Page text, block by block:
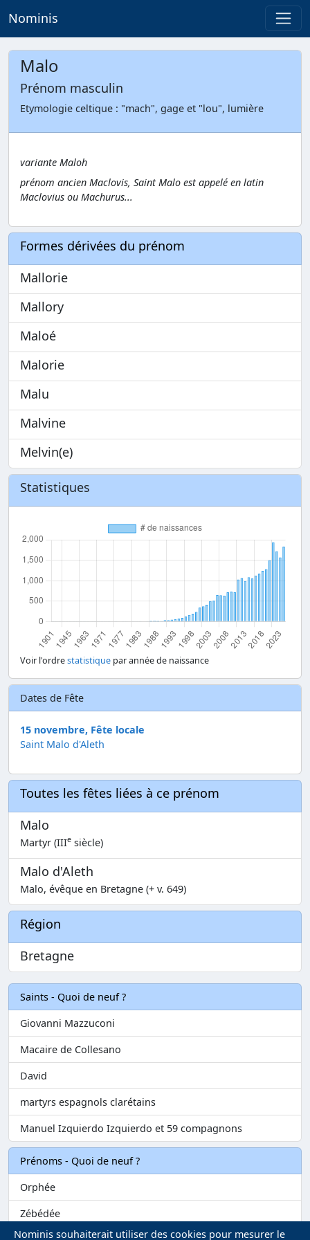
Nominis
Malo
Prénom masculin
Etymologie celtique : "mach", gage et "lou", lumière
variante Maloh
prénom ancien Maclovis, Saint Malo est appelé en latin
Maclovius ou Machurus...
Formes dérivées du prénom
Mallorie
Mallory
Maloé
Malorie
Malu
Malvine
Melvin(e)
Statistiques
Voir l'ordrestatistique par année de naissance
Dates de Fête
15 novembre, Fête locale
Saint Malo d'Aleth
Toutes les fêtes liées à ce prénom
Malo
Martyr (IIIe siècle)
Malo d'Aleth
Malo, évêque en Bretagne (+ v. 649)
Région
Bretagne
Saints - Quoi de neuf ?
Giovanni Mazzuconi
Macaire de Collesano
David
martyrs espagnols clarétains
Manuel Izquierdo Izquierdo et 59 compagnons
Prénoms - Quoi de neuf ?
Orphée
Zébédée
Nominis souhaiterait utiliser des cookies pour mesurer le